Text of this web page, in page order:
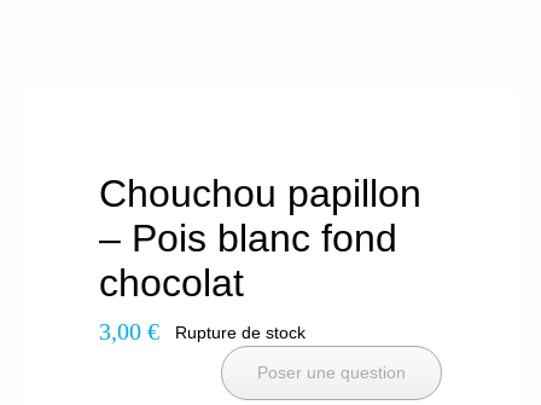
Bébés & Enfants
Évènements, Idées cadeaux
Promotions
Chouchou papillon
– Pois blanc fond
chocolat
3,00€ Rupture de stock
Poser une question